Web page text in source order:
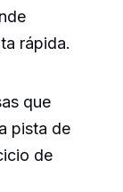
rápida.
que
pista de
de